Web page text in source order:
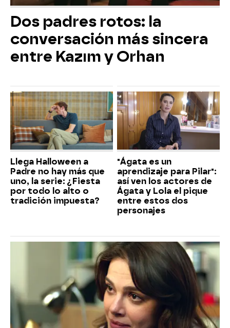
Dos padres rotos: la
conversación más sincera
entre Kazım y Orhan
Llega Halloween a
Padre no hay más que
uno, la serie: ¿Fiesta
por todo lo alto o
tradición impuesta?
"Ágata es un
aprendizaje para Pilar":
así ven los actores de
Ágata y Lola el pique
entre estos dos
personajes